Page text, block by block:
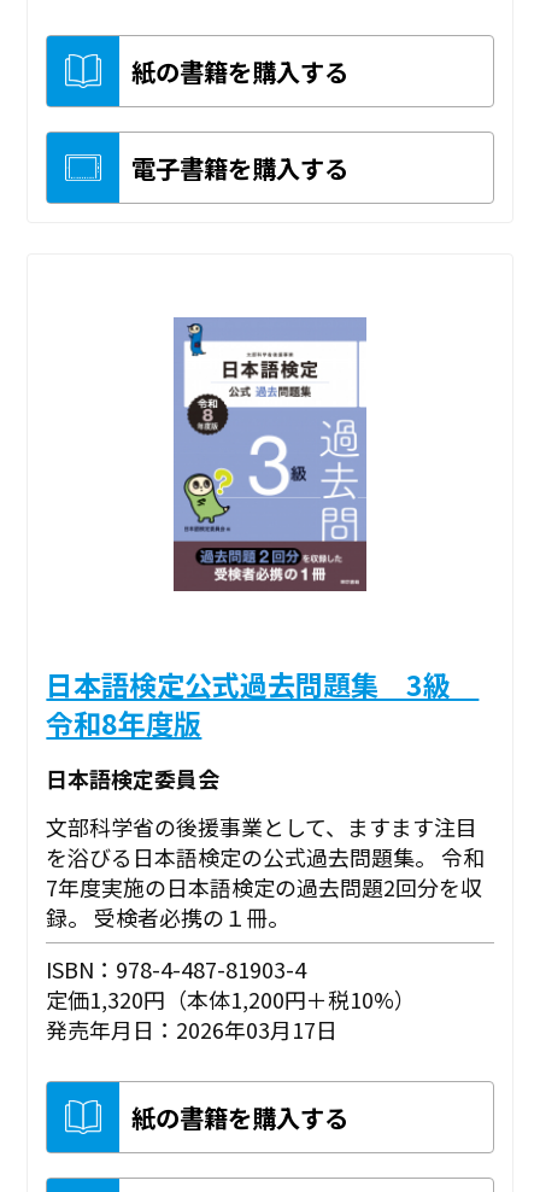
紙の書籍を購入する
電子書籍を購入する
日本語検定公式過去問題集 3級
令和8年度版
日本語検定委員会
文部科学省の後援事業として、ますます注目
を浴びる日本語検定の公式過去問題集。 令和
7年度実施の日本語検定の過去問題2回分を収
録。 受検者必携の１冊。
ISBN：978-4-487-81903-4
定価1,320円（本体1,200円＋税10%）
発売年月日：2026年03月17日
紙の書籍を購入する